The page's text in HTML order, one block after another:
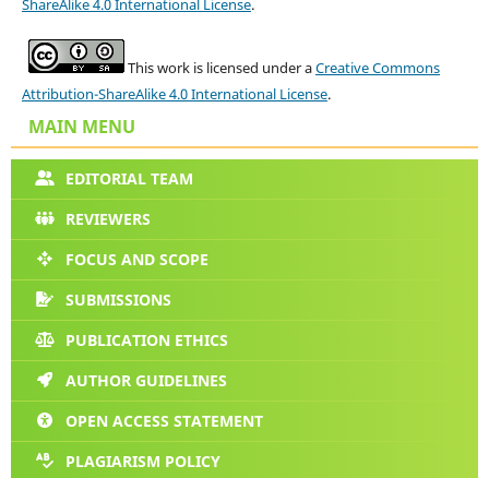
ShareAlike 4.0 International License.
This work is licensed under aCreative Commons
Attribution-ShareAlike 4.0 International License.
MAIN MENU
EDITORIAL TEAM
REVIEWERS
FOCUS AND SCOPE
SUBMISSIONS
PUBLICATION ETHICS
AUTHOR GUIDELINES
OPEN ACCESS STATEMENT
PLAGIARISM POLICY